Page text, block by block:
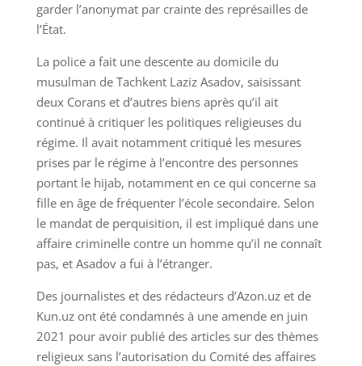
garder l’anonymat par crainte des représailles de
l’État.
La police a fait une descente au domicile du
musulman de Tachkent Laziz Asadov, saisissant
deux Corans et d’autres biens après qu’il ait
continué à critiquer les politiques religieuses du
régime. Il avait notamment critiqué les mesures
prises par le régime à l’encontre des personnes
portant le hijab, notamment en ce qui concerne sa
fille en âge de fréquenter l’école secondaire. Selon
le mandat de perquisition, il est impliqué dans une
affaire criminelle contre un homme qu’il ne connaît
pas, et Asadov a fui à l’étranger.
Des journalistes et des rédacteurs d’Azon.uz et de
Kun.uz ont été condamnés à une amende en juin
2021 pour avoir publié des articles sur des thèmes
religieux sans l’autorisation du Comité des affaires